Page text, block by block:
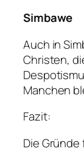
Simbawe
Auch in
Christen,
Manchen
Fazit:
Die